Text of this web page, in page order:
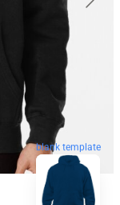
blank template